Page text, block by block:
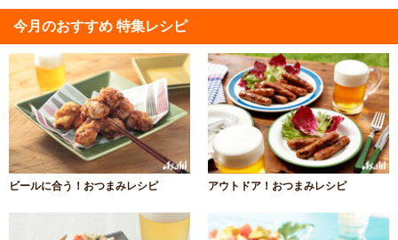
今月のおすすめ 特集レシピ
ビールに合う！おつまみレシピ アウトドア！おつまみレシピ